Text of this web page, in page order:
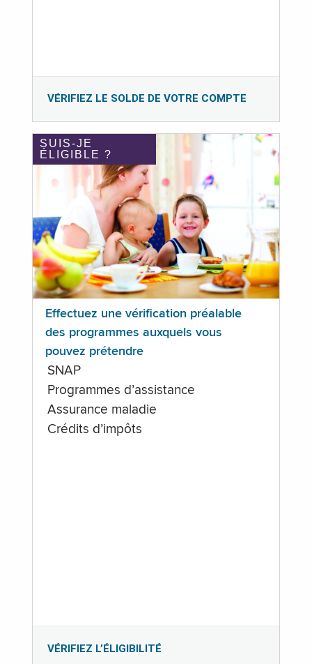
VÉRIFIEZ LE SOLDE DE VOTRE COMPTE
SUIS-JE
ÉLIGIBLE ?
Effectuez une vérification préalable
des programmes auxquels vous
pouvez prétendre
SNAP
Programmes d’assistance
Assurance maladie
Crédits d’impôts
VÉRIFIEZ L’ÉLIGIBILITÉ